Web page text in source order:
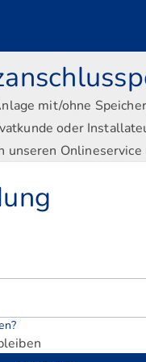
mit/ohne
oder
unseren